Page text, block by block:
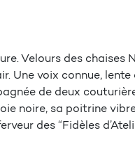
Velours des chaises
Une voix connue,
de deux
noire, sa poitrine
des “Fidèles